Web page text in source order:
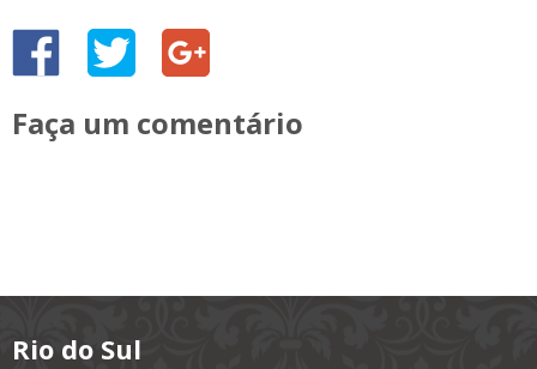
Faça um comentário
Rio do Sul